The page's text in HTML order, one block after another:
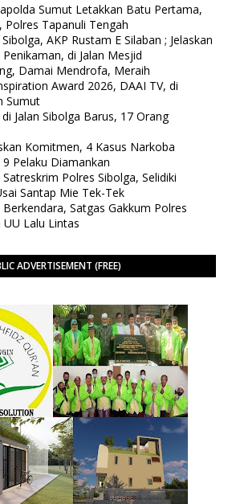
Sumut Letakkan Batu Pertama,
Polres Tapanuli Tengah
AKP Rustam E Silaban ; Jelaskan
di Jalan Mesjid
Damai Mendrofa, Meraih
Award 2026, DAAI TV, di
Sumut
Jalan Sibolga Barus, 17 Orang
Komitmen, 4 Kasus Narkoba
Pelaku Diamankan
Polres Sibolga, Selidiki
Santap Mie Tek-Tek
Satgas Gakkum Polres
UU Lalu Lintas
ADVERTISEMENT (FREE)